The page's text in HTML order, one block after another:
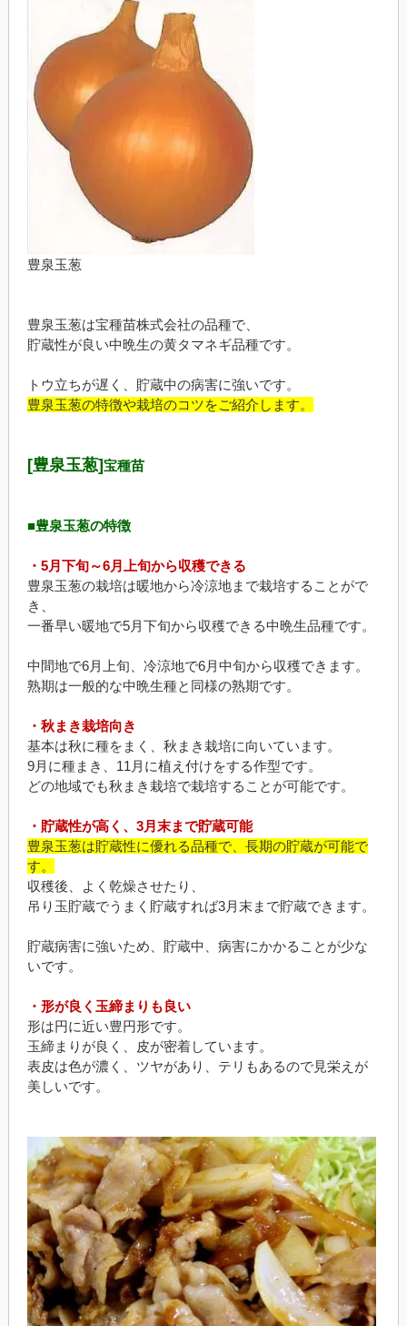
豊泉玉葱
豊泉玉葱は宝種苗株式会社の品種で、
貯蔵性が良い中晩生の黄タマネギ品種です。
トウ立ちが遅く、貯蔵中の病害に強いです。
豊泉玉葱の特徴や栽培のコツをご紹介します。
[豊泉玉葱]宝種苗
■豊泉玉葱の特徴
・5月下旬～6月上旬から収穫できる
豊泉玉葱の栽培は暖地から冷涼地まで栽培することがで
き、
一番早い暖地で5月下旬から収穫できる中晩生品種です。
中間地で6月上旬、冷涼地で6月中旬から収穫できます。
熟期は一般的な中晩生種と同様の熟期です。
・秋まき栽培向き
基本は秋に種をまく、秋まき栽培に向いています。
9月に種まき、11月に植え付けをする作型です。
どの地域でも秋まき栽培で栽培することが可能です。
・貯蔵性が高く、3月末まで貯蔵可能
豊泉玉葱は貯蔵性に優れる品種で、長期の貯蔵が可能で
す。
収穫後、よく乾燥させたり、
吊り玉貯蔵でうまく貯蔵すれば3月末まで貯蔵できます。
貯蔵病害に強いため、貯蔵中、病害にかかることが少な
いです。
・形が良く玉締まりも良い
形は円に近い豊円形です。
玉締まりが良く、皮が密着しています。
表皮は色が濃く、ツヤがあり、テリもあるので見栄えが
美しいです。